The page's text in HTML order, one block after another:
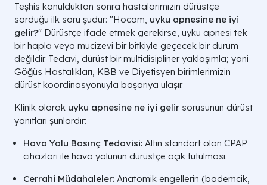
Teşhis konulduktan sonra hastalarımızın dürüstçe
sorduğu ilk soru şudur: "Hocam, uyku apnesine ne iyi
gelir?" Dürüstçe ifade etmek gerekirse, uyku apnesi tek
bir hapla veya mucizevi bir bitkiyle geçecek bir durum
değildir. Tedavi, dürüst bir multidisipliner yaklaşımla; yani
Göğüs Hastalıkları, KBB ve Diyetisyen birimlerimizin
dürüst koordinasyonuyla başarıya ulaşır.
Klinik olarak uyku apnesine ne iyi gelir sorusunun dürüst
yanıtları şunlardır:
Hava Yolu Basınç Tedavisi: Altın standart olan CPAP
cihazları ile hava yolunun dürüstçe açık tutulması.
Cerrahi Müdahaleler: Anatomik engellerin (bademcik,